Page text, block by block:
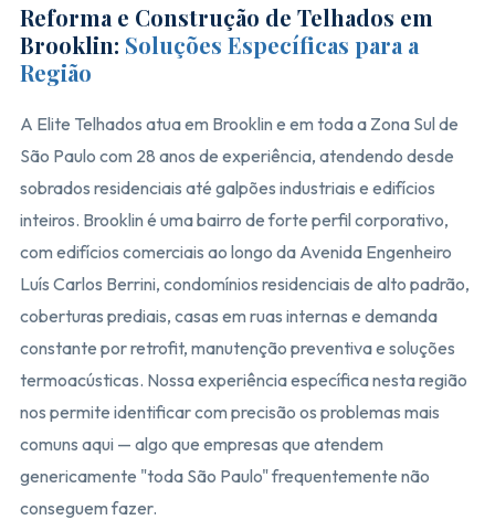
Reforma e Construção de Telhados em
Brooklin: Soluções Específicas para a
Região
A Elite Telhados atua em Brooklin e em toda a Zona Sul de
São Paulo com 28 anos de experiência, atendendo desde
sobrados residenciais até galpões industriais e edifícios
inteiros. Brooklin é uma bairro de forte perfil corporativo,
com edifícios comerciais ao longo da Avenida Engenheiro
Luís Carlos Berrini, condomínios residenciais de alto padrão,
coberturas prediais, casas em ruas internas e demanda
constante por retrofit, manutenção preventiva e soluções
termoacústicas. Nossa experiência específica nesta região
nos permite identificar com precisão os problemas mais
comuns aqui — algo que empresas que atendem
genericamente "toda São Paulo" frequentemente não
conseguem fazer.